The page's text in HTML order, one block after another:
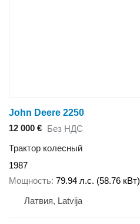
John Deere 2250
12 000 € Без НДС
Трактор колесный
1987
Мощность 79.94 л.с. (58.76 кВт)
Латвия, Latvija